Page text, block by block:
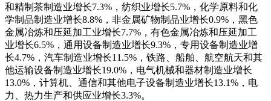
和精制茶制造业增长7.3%，纺织业增长5.7%，化学原料和化
学制品制造业增长8.8%，非金属矿物制品业增长0.9%，黑色
金属冶炼和压延加工业增长7.7%，有色金属冶炼和压延加工
业增长6.5%，通用设备制造业增长9.3%，专用设备制造业增
长4.7%，汽车制造业增长11.5%，铁路、船舶、航空航天和其
他运输设备制造业增长19.0%，电气机械和器材制造业增长
13.0%，计算机、通信和其他电子设备制造业增长13.1%，电
力、热力生产和供应业增长3.3%。